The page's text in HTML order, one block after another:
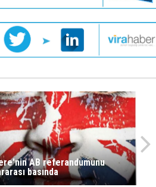
AB referandumunu
basında